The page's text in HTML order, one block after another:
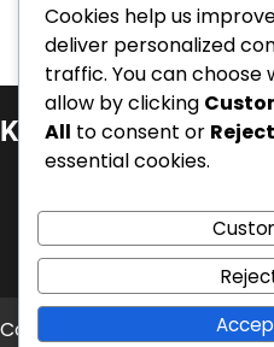
Kategorier
Battle Pass-krav
Event Quest Belöningar
V-Bucks inlösen
Copyright © 2026
Cookies help us
deliver personalized
traffic. You can choose
allow by clicking
All to consent or
essential cookies.